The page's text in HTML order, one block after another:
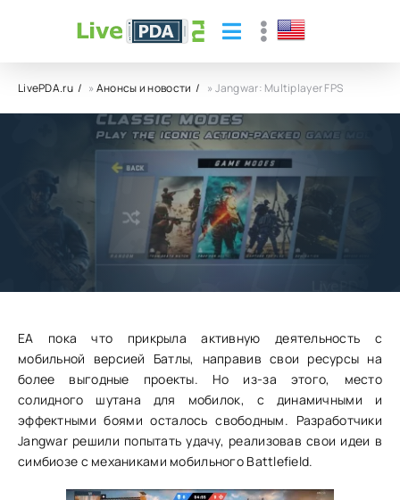
LivePDA.ru »Анонсы и новости » Jangwar: Multiplayer FPS
Jangwar: Multiplayer FPS
04.12.23 15 0
ЕА пока что прикрыла активную деятельность с
мобильной версией Батлы, направив свои ресурсы на
более выгодные проекты. Но из-за этого, место
солидного шутана для мобилок, с динамичными и
эффектными боями осталось свободным. Разработчики
Jangwar решили попытать удачу, реализовав свои идеи в
симбиозе с механиками мобильного Battlefield.